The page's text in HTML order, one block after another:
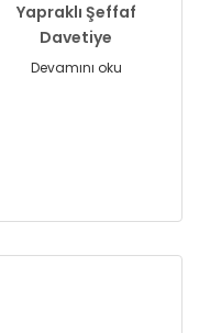
Yapraklı Şeffaf
Davetiye
Devamını oku